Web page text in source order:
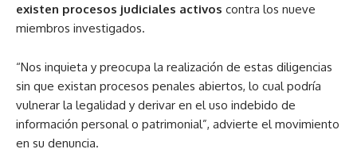
existen procesos judiciales activos contra los nueve
miembros investigados.
“Nos inquieta y preocupa la realización de estas diligencias
sin que existan procesos penales abiertos, lo cual podría
vulnerar la legalidad y derivar en el uso indebido de
información personal o patrimonial”, advierte el movimiento
en su denuncia.